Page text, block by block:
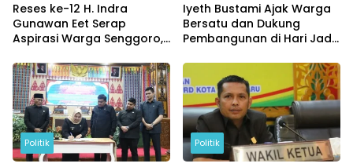
Reses ke-12 H. Indra
Gunawan Eet Serap
Aspirasi Warga Senggoro,
Jadi Sorotan
Iyeth Bustami Ajak Warga
Bersatu dan Dukung
Pembangunan di Hari Jadi
Politik Politik